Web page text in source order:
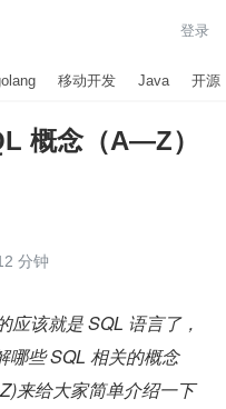
登录
移动开发 Java 开源
概念（A—Z）
分钟
该就是 SQL 语言了，
哪些 SQL 相关的概念
来给大家简单介绍一下